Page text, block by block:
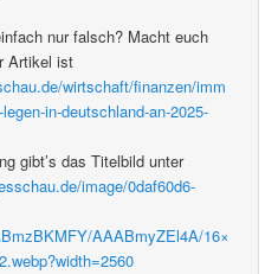
nur falsch? Macht euch
Artikel ist
wirtschaft/finanzen/imm
in-deutschland-an-2025-
gibt’s das Titelbild unter
image/0daf60d6-
AAABmyZEl4A/16×